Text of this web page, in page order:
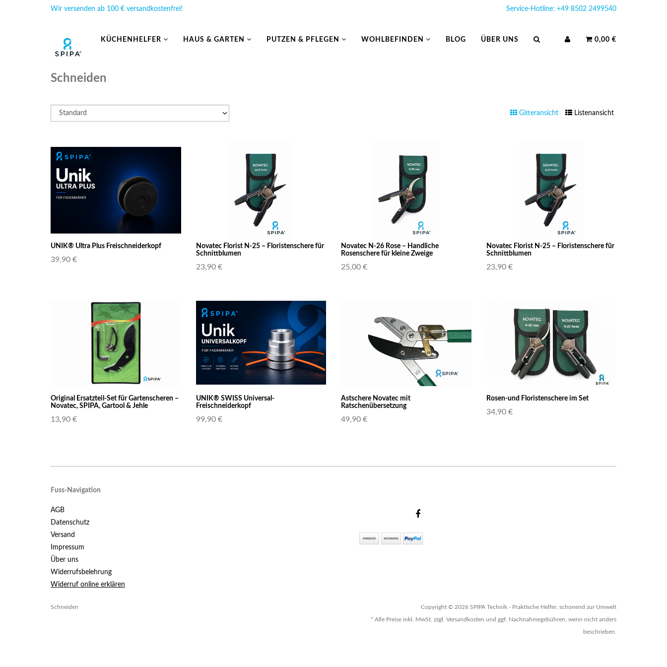
Wir versenden ab 100 € versandkostenfrei! Service-Hotline: +49 8502 2499540
KÜCHENHELFER HAUS & GARTEN PUTZEN & PFLEGEN WOHLBEFINDEN BLOG ÜBER UNS 0,00 €
Schneiden
Gitteransicht Listenansicht
UNIK® Ultra Plus Freischneiderkopf
39,90 €
Novatec Florist N-25 – Floristenschere für
Schnittblumen
23,90 €
Novatec N-26 Rose – Handliche
Rosenschere für kleine Zweige
25,00 €
Novatec Florist N-25 – Floristenschere für
Schnittblumen
23,90 €
Original Ersatzteil-Set für Gartenscheren –
Novatec, SPIPA, Gartool & Jehle
13,90 €
UNIK® SWISS Universal-
Freischneiderkopf
99,90 €
Astschere Novatec mit
Ratschenübersetzung
49,90 €
Rosen-und Floristenschere im Set
34,90 €
Fuss-Navigation
AGB
Datenschutz
Versand
Impressum
Über uns
Widerrufsbelehrung
Widerruf online erklären
Schneiden Copyright © 2026 SPIPA Technik - Praktische Helfer, schonend zur Umwelt
* Alle Preise inkl. MwSt. zzgl. Versandkosten und ggf. Nachnahmegebühren, wenn nicht anders
beschrieben.